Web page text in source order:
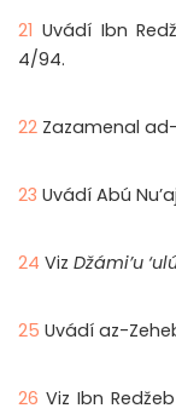
21 Uvádí Ibn
4/94.
22 Zazamenal
23 Uvádí Abú
24 Viz Džámi’u
25 Uvádí az-
26 Viz Ibn